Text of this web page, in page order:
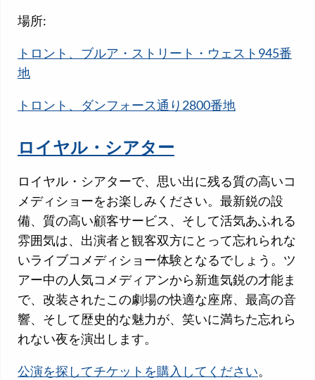
場所:
トロント、ブルア・ストリート・ウェスト945番
地
トロント、ダンフォース通り2800番地
ロイヤル・シアター
ロイヤル・シアターで、思い出に残る質の高いコ
メディショーをお楽しみください。最新鋭の設
備、質の高い顧客サービス、そして活気あふれる
雰囲気は、出演者と観客双方にとって忘れられな
いライブコメディショー体験となるでしょう。ツ
アー中の人気コメディアンから新進気鋭の才能ま
で、改装されたこの劇場の快適な座席、最高の音
響、そして歴史的な魅力が、笑いに満ちた忘れら
れない夜を演出します。
公演を探してチケットを購入してください。